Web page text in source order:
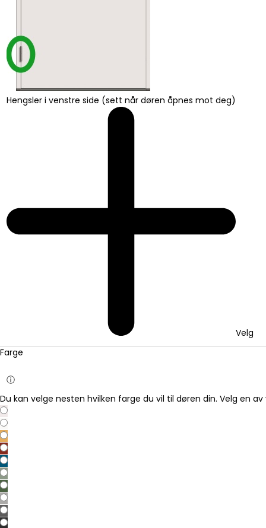
Hengsler i venstre side (sett når døren åpnes mot deg)
Velg
Farge
ⓘ
Du kan velge nesten hvilken farge du vil til døren din. Velg en